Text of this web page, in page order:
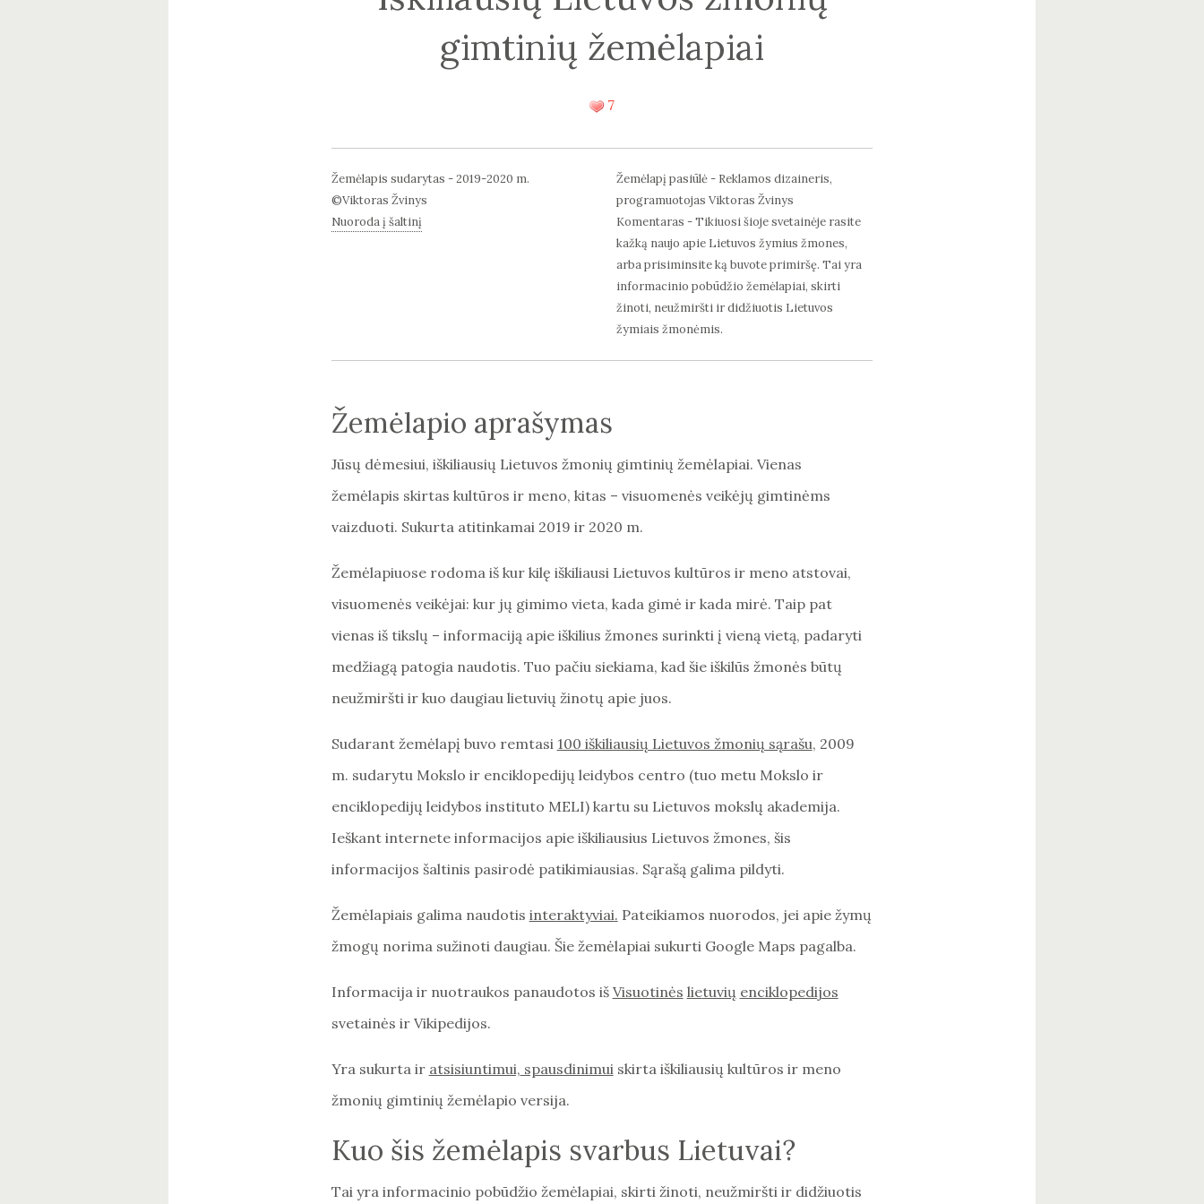
gimtinių žemėlapiai
7
Žemėlapis sudarytas - 2019-2020 m.
©Viktoras Žvinys
Nuoroda į šaltinį
Žemėlapį pasiūlė - Reklamos dizaineris,
programuotojas Viktoras Žvinys
Komentaras - Tikiuosi šioje svetainėje rasite
kažką naujo apie Lietuvos žymius žmones,
arba prisiminsite ką buvote primiršę. Tai yra
informacinio pobūdžio žemėlapiai, skirti
žinoti, neužmiršti ir didžiuotis Lietuvos
žymiais žmonėmis.
Žemėlapio aprašymas
Jūsų dėmesiui, iškiliausių Lietuvos žmonių gimtinių žemėlapiai. Vienas
žemėlapis skirtas kultūros ir meno, kitas – visuomenės veikėjų gimtinėms
vaizduoti. Sukurta atitinkamai 2019 ir 2020 m.
Žemėlapiuose rodoma iš kur kilę iškiliausi Lietuvos kultūros ir meno atstovai,
visuomenės veikėjai: kur jų gimimo vieta, kada gimė ir kada mirė. Taip pat
vienas iš tikslų – informaciją apie iškilius žmones surinkti į vieną vietą, padaryti
medžiagą patogia naudotis. Tuo pačiu siekiama, kad šie iškilūs žmonės būtų
neužmiršti ir kuo daugiau lietuvių žinotų apie juos.
Sudarant žemėlapį buvo remtasi 100 iškiliausių Lietuvos žmonių sąrašu, 2009
m. sudarytu Mokslo ir enciklopedijų leidybos centro (tuo metu Mokslo ir
enciklopedijų leidybos instituto MELI) kartu su Lietuvos mokslų akademija.
Ieškant internete informacijos apie iškiliausius Lietuvos žmones, šis
informacijos šaltinis pasirodė patikimiausias. Sąrašą galima pildyti.
Žemėlapiais galima naudotis interaktyviai. Pateikiamos nuorodos, jei apie žymų
žmogų norima sužinoti daugiau. Šie žemėlapiai sukurti Google Maps pagalba.
Informacija ir nuotraukos panaudotos iš Visuotinės lietuvių enciklopedijos
svetainės ir Vikipedijos.
Yra sukurta ir atsisiuntimui, spausdinimui skirta iškiliausių kultūros ir meno
žmonių gimtinių žemėlapio versija.
Kuo šis žemėlapis svarbus Lietuvai?
Tai yra informacinio pobūdžio žemėlapiai, skirti žinoti, neužmiršti ir didžiuotis